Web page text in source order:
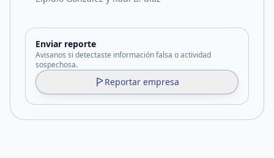
Enviar reporte
Avisanos si detectaste información falsa o actividad
sospechosa.
Reportar empresa